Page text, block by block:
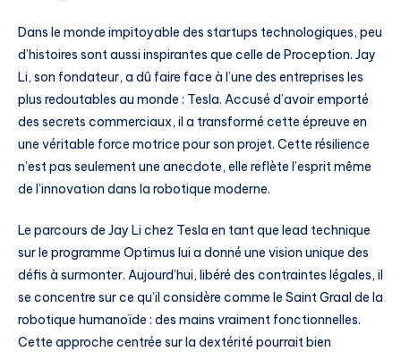
Dans le monde impitoyable des startups technologiques, peu
d’histoires sont aussi inspirantes que celle de Proception. Jay
Li, son fondateur, a dû faire face à l’une des entreprises les
plus redoutables au monde : Tesla. Accusé d’avoir emporté
des secrets commerciaux, il a transformé cette épreuve en
une véritable force motrice pour son projet. Cette résilience
n’est pas seulement une anecdote, elle reflète l’esprit même
de l’innovation dans la robotique moderne.
Le parcours de Jay Li chez Tesla en tant que lead technique
sur le programme Optimus lui a donné une vision unique des
défis à surmonter. Aujourd’hui, libéré des contraintes légales, il
se concentre sur ce qu’il considère comme le Saint Graal de la
robotique humanoïde : des mains vraiment fonctionnelles.
Cette approche centrée sur la dextérité pourrait bien